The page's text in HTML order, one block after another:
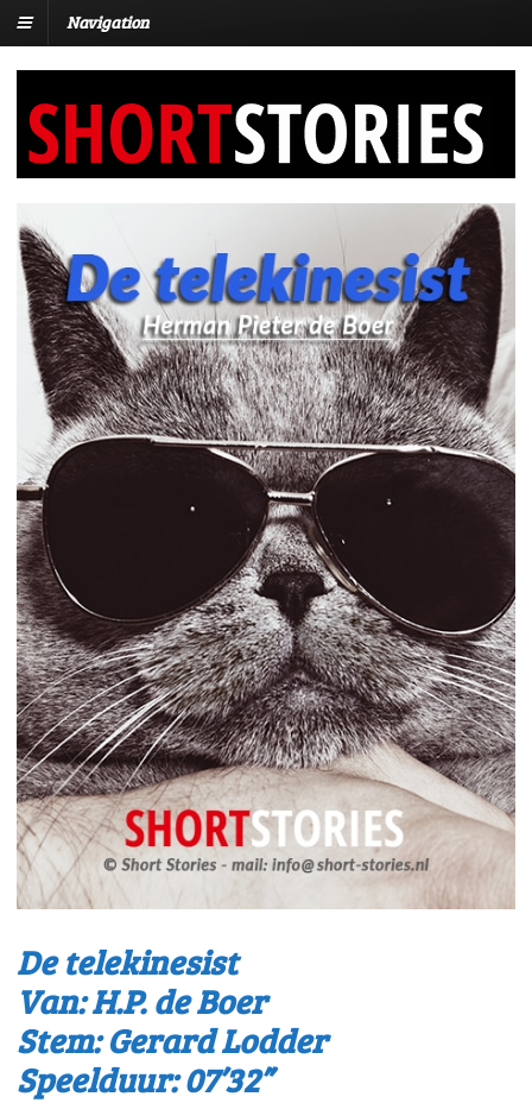
Navigation
De telekinesist
Van: H.P. de Boer
Stem: Gerard Lodder
Speelduur: 07’32”